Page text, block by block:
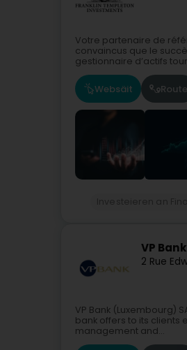
Votre partenaire de
convaincus que le
gestionnaire d’actifs
Websäit Route
VP
2 Rue
VP Bank (Luxembourg)
bank offers to its clients
management and...